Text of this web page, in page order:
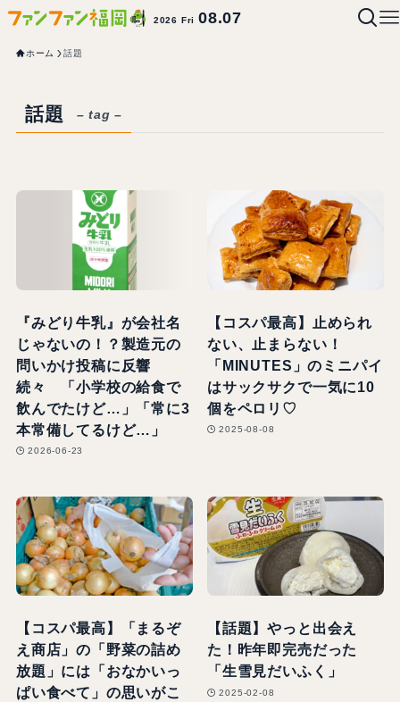
2026 Fri08.07
ホーム 話題
話題 – tag –
『みどり牛乳』が会社名
じゃないの！？製造元の
問いかけ投稿に反響
続々 「小学校の給食で
飲んでたけど…」「常に3
本常備してるけど…」
2026-06-23
【コスパ最高】止められ
ない、止まらない！
「MINUTES」のミニパイ
はサックサクで一気に10
個をペロリ♡
2025-08-08
【コスパ最高】「まるぞ
え商店」の「野菜の詰め
放題」には「おなかいっ
ぱい食べて」の思いがこ
【話題】やっと出会え
た！昨年即完売だった
「生雪見だいふく」
2025-02-08